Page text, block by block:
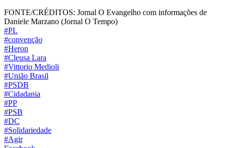
FONTE/CRÉDITOS: Jornal O Evangelho com informações de
Daniele Marzano (Jornal O Tempo)
#PL
#convenção
#Heron
#Cleusa Lara
#Vittorio Medioli
#União Brasil
#PSDB
#Cidadania
#PP
#PSB
#DC
#Solidariedade
#Agir